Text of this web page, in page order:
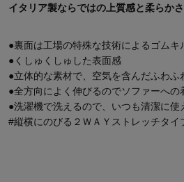
イタリア製ならではの上質感と柔らかさ
●裏面は工場の特殊な技術によるゴムキ
●くしゅくしゅした表面感
●立体的な素材で、空気を含んだふわふ
●全方向によく伸びるのでソファーへの
●洗濯機で洗えるので、いつも清潔に使
#縦横にのびる２ＷＡＹストレッチタイ